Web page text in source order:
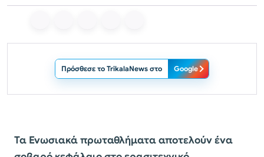
Πρόσθεσε το TrikalaNews στο Google
Τα Ενωσιακά πρωταθλήματα αποτελούν ένα